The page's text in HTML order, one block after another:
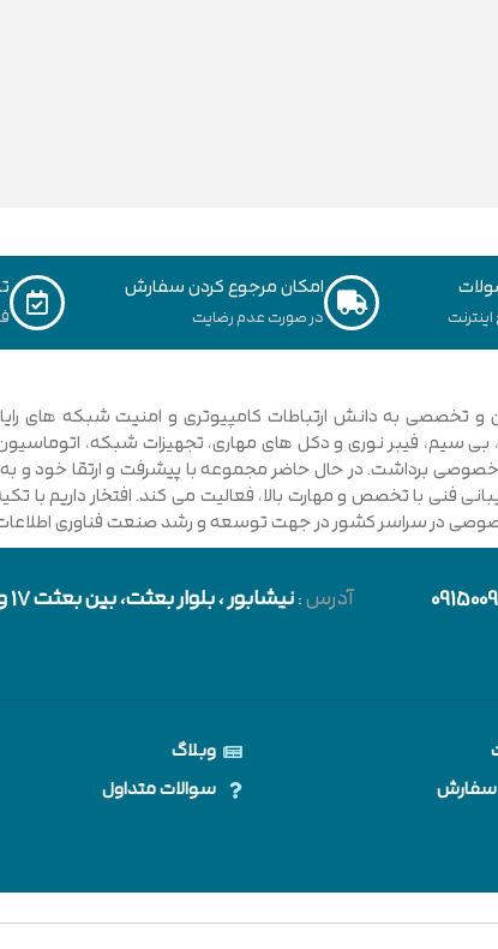
امکان مرجوع کردن سفارش
در صورت عدم رضایت
فنی با تخصص و مهارت بالا، فعالیت می کند. افتخار داریم با
در سراسر کشور در جهت توسعه و رشد صنعت فناوری اطلاعات و
آدرس:نیشابور، بلوار بعثت، بین بعثت 17 و 19 ، (حد فاصل بلوار شورا و خیابان دارایی)
وبلاگ
سوالات متداول